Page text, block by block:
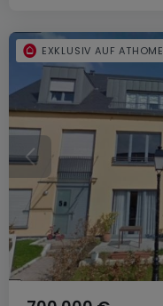
EXKLUSIV AUF ATHOME